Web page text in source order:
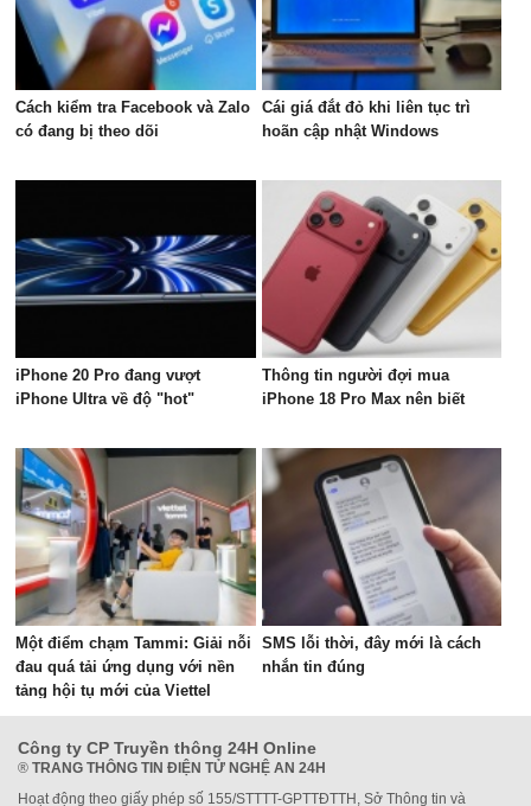
Cách kiểm tra Facebook và Zalo
có đang bị theo dõi
Cái giá đắt đỏ khi liên tục trì
hoãn cập nhật Windows
iPhone 20 Pro đang vượt
iPhone Ultra về độ "hot"
Thông tin người đợi mua
iPhone 18 Pro Max nên biết
Một điểm chạm Tammi: Giải nỗi
đau quá tải ứng dụng với nền
tảng hội tụ mới của Viettel
SMS lỗi thời, đây mới là cách
nhắn tin đúng
Công ty CP Truyền thông 24H Online
® TRANG THÔNG TIN ĐIỆN TỬ NGHỆ AN 24H
Hoạt động theo giấy phép số 155/STTTT-GPTTĐTTH, Sở Thông tin và